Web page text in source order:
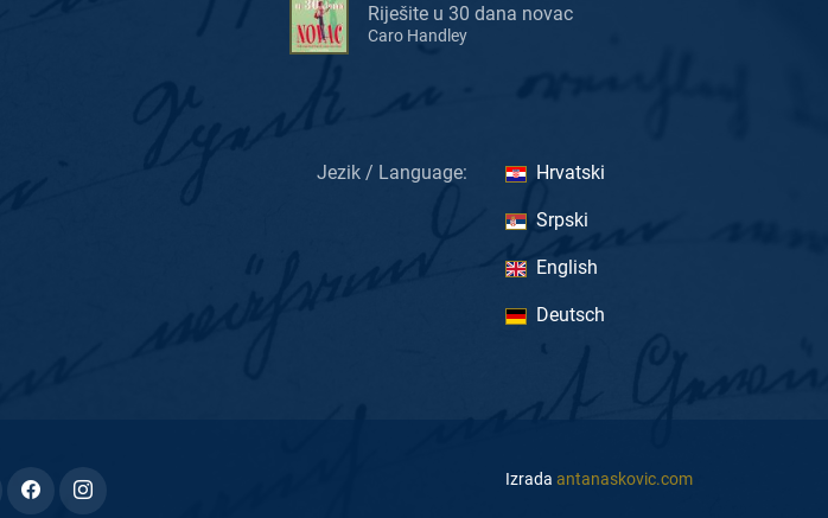
Riješite u 30 dana novac
Caro Handley
Jezik / Language: Hrvatski
Srpski
English
Deutsch
Izrada antanaskovic.com